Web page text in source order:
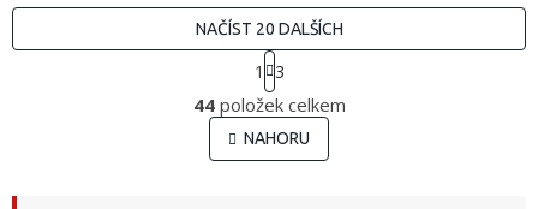
O
v
l
á
NAČÍST 20 DALŠÍCH
S
t
r
á
n
k
1 3
44položek celkem
NAHORU